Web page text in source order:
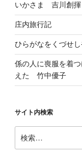
いかさま 吉川創
庄内旅行記
ひらがなをくづせ
係の人に喪服を着
えた 竹中優子
サイト内検索
索: